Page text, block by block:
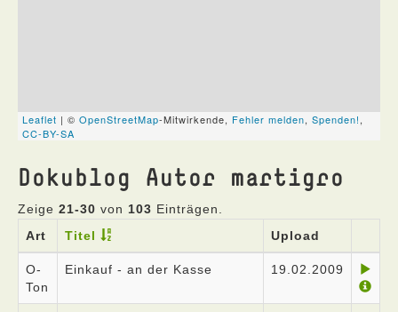
Dokublog Autor martigro
Zeige 21-30 von 103 Einträgen.
Art
Titel Upload
O-
Ton
Einkauf - an der Kasse 19.02.2009